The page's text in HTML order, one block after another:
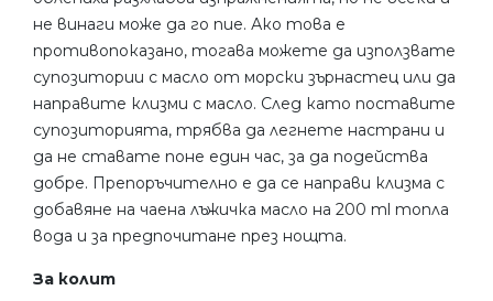
не винаги може да го пие. Ако това е
противопоказано, тогава можете да използвате
супозитории с масло от морски зърнастец или да
направите клизми с масло. След като поставите
супозиторията, трябва да легнете настрани и
да не ставате поне един час, за да подейства
добре. Препоръчително е да се направи клизма с
добавяне на чаена лъжичка масло на 200 ml топла
вода и за предпочитане през нощта.
За колит